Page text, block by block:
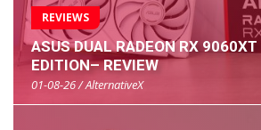
REVIEWS
ASUS DUAL RADEON RX
EDITION– REVIEW
01-08-26 / AlternativeX